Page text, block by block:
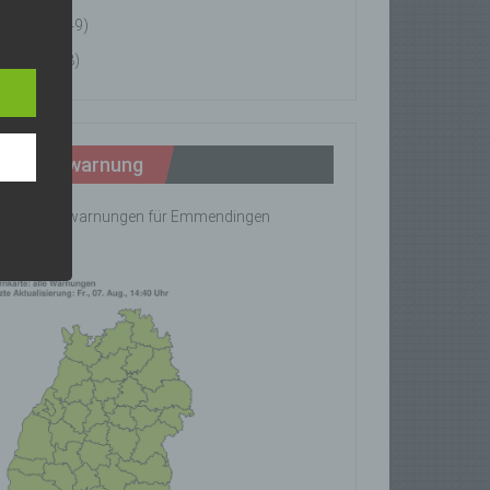
(49)
(8)
Wetterwarnung
Wetterwarnungen für Emmendingen